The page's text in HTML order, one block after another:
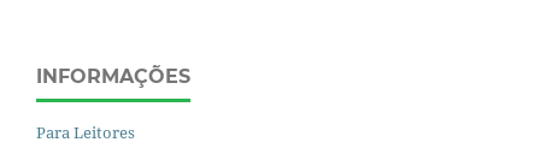
INFORMAÇÕES
Para Leitores